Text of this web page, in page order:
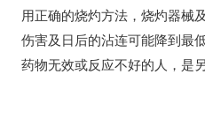
用正确的烧灼方法，烧灼器械
伤害及日后的沾连可能降到最
药物无效或反应不好的人，是